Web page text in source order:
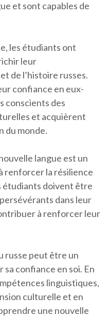
et sont capables de
les étudiants ont
leur
de l’histoire russes.
confiance en eux-
conscients des
et acquièrent
du monde.
langue est un
renforcer la résilience
étudiants doivent être
dans leur
à renforcer leur
russe peut être un
confiance en soi. En
linguistiques,
culturelle et en
une nouvelle